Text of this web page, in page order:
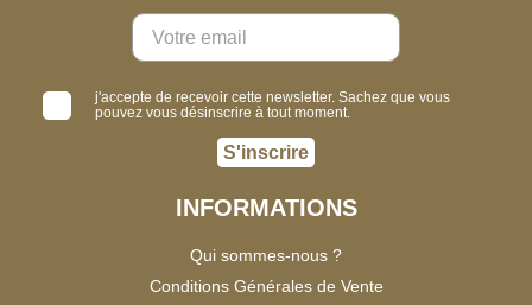
j'accepte de recevoir cette newsletter. Sachez que vous
pouvez vous désinscrire à tout moment.
S'inscrire
INFORMATIONS
Qui sommes-nous ?
Conditions Générales de Vente